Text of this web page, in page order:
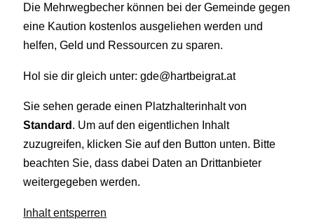
Die Mehrwegbecher können bei der Gemeinde gegen
eine Kaution kostenlos ausgeliehen werden und
helfen, Geld und Ressourcen zu sparen.
Hol sie dir gleich unter: gde@hartbeigrat.at
Sie sehen gerade einen Platzhalterinhalt von
Standard. Um auf den eigentlichen Inhalt
zuzugreifen, klicken Sie auf den Button unten. Bitte
beachten Sie, dass dabei Daten an Drittanbieter
weitergegeben werden.
Inhalt entsperren